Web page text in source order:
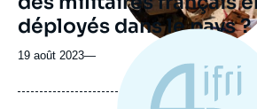
déployés dans le pays ?
19 août 2023—